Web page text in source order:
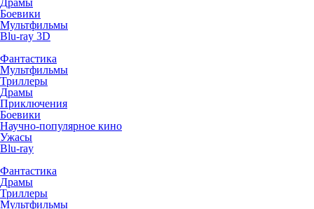
Боевики
Мультфильмы
Blu-ray 3D
Фантастика
Мультфильмы
Триллеры
Драмы
Приключения
Боевики
Научно-популярное кино
Ужасы
Blu-ray
Фантастика
Драмы
Триллеры
Мультфильмы